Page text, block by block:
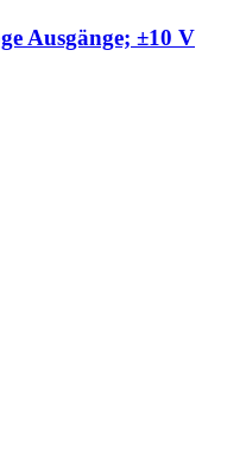
Ausgänge; ±10 V